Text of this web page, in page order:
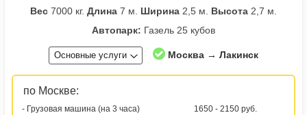
Вес 7000 кг. Длина 7 м. Ширина 2,5 м. Высота 2,7 м.
Автопарк: Газель 25 кубов
Основные услуги Москва → Лакинск
по Москве:
- Грузовая машина (на 3 часа) 1650 - 2150 руб.